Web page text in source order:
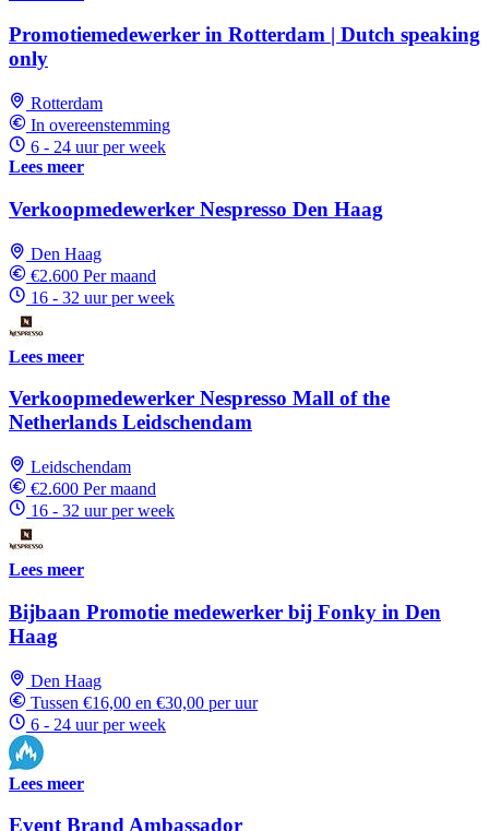
Promotiemedewerker in Rotterdam | Dutch speaking
only
Rotterdam
In overeenstemming
6 - 24 uur per week
Lees meer
Verkoopmedewerker Nespresso Den Haag
Den Haag
€2.600 Per maand
16 - 32 uur per week
Lees meer
Verkoopmedewerker Nespresso Mall of the
Netherlands Leidschendam
Leidschendam
€2.600 Per maand
16 - 32 uur per week
Lees meer
Bijbaan Promotie medewerker bij Fonky in Den
Haag
Den Haag
Tussen €16,00 en €30,00 per uur
6 - 24 uur per week
Lees meer
Event Brand Ambassador